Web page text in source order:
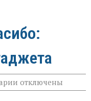
к
записи
отключены